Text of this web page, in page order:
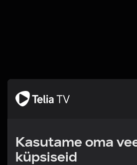
Kasutame oma
küpsiseid